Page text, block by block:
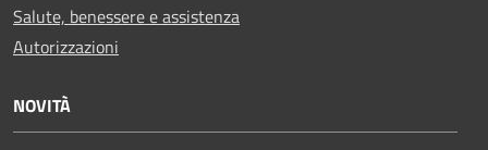
Salute, benessere e assistenza
Autorizzazioni
NOVITÀ